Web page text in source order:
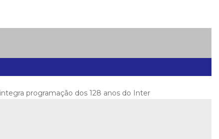
programação dos 128 anos do Inter